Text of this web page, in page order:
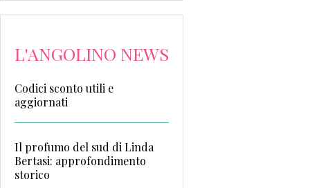
L'ANGOLINO NEWS
Codici sconto utili e
aggiornati
Il profumo del sud di Linda
Bertasi: approfondimento
storico